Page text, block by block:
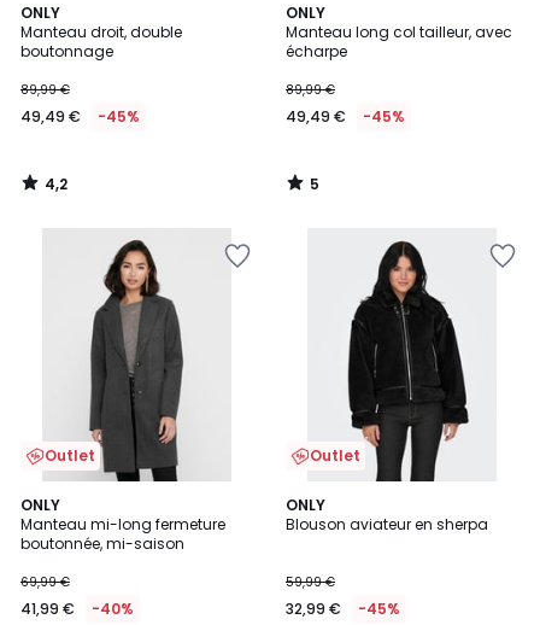
ONLY
Manteau droit, double
boutonnage
89,99 €
49,49 € -45%
4,2
/ 5
4,2
/
ONLY
Manteau long col tailleur, avec
écharpe
89,99 €
49,49 € -45%
5
/
5
5
/
Outlet
ONLY
Manteau mi-long fermeture
boutonnée, mi-saison
69,99 €
41,99 € -40%
5
/
5
Outlet
ONLY
Blouson aviateur en sherpa
59,99 €
32,99 € -45%